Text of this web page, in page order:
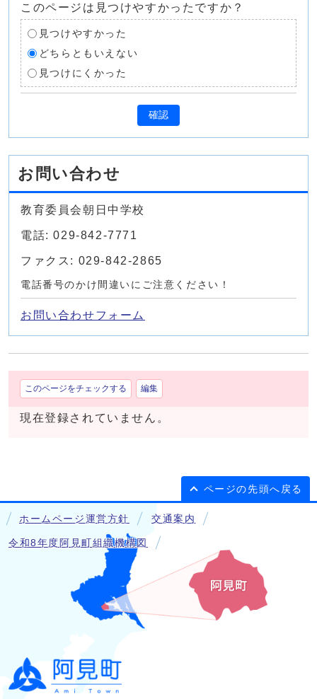
このページは見つけやすかったですか？
見つけやすかった
どちらともいえない
見つけにくかった
確認
お問い合わせ
教育委員会朝日中学校
電話: 029-842-7771
ファクス: 029-842-2865
電話番号のかけ間違いにご注意ください！
お問い合わせフォーム
このページをチェックする 編集
現在登録されていません。
ページの先頭へ戻る
ホームページ運営方針 交通案内
令和8年度阿見町組織機構図